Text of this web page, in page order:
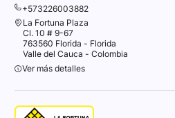
+573226003882
La Fortuna Plaza
Cl. 10 # 9-67
763560 Florida - Florida
Valle del Cauca - Colombia
Ver más detalles